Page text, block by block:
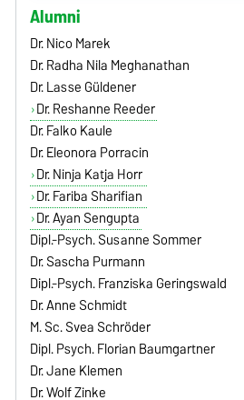
Alumni
Dr. Nico Marek
Dr. Radha Nila Meghanathan
Dr. Lasse Güldener
Dr. Reshanne Reeder
Dr. Falko Kaule
Dr. Eleonora Porracin
Dr. Ninja Katja Horr
Dr. Fariba Sharifian
Dr. Ayan Sengupta
Dipl.-Psych. Susanne Sommer
Dr. Sascha Purmann
Dipl.-Psych. Franziska Geringswald
Dr. Anne Schmidt
M. Sc. Svea Schröder
Dipl. Psych. Florian Baumgartner
Dr. Jane Klemen
Dr. Wolf Zinke